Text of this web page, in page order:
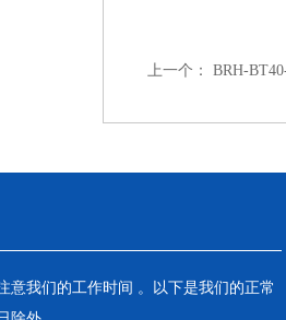
上一个： BRH-
意我们的工作时间 。以下是我们的正常